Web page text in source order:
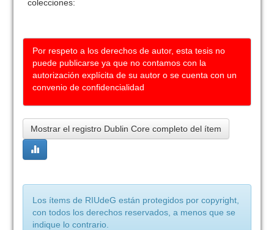
colecciones:
Por respeto a los derechos de autor, esta tesis no
puede publicarse ya que no contamos con la
autorización explícita de su autor o se cuenta con un
convenio de confidencialidad
Mostrar el registro Dublin Core completo del ítem
Los ítems de RIUdeG están protegidos por copyright,
con todos los derechos reservados, a menos que se
indique lo contrario.